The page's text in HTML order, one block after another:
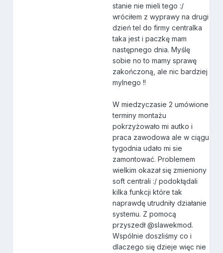
stanie nie mieli tego :/
wróciłem z wyprawy na drugi
dzień tel do firmy centralka
taka jest i paczkę mam
następnego dnia. Myślę
sobie no to mamy sprawę
zakończoną, ale nic bardziej
mylnego !!
W miedzyczasie 2 umówione
terminy montażu
pokrzyżowało mi autko i
praca zawodowa ale w ciągu
tygodnia udało mi sie
zamontować. Problemem
wielkim okazał się zmieniony
soft centrali :/ podokłądali
kilka funkcji które tak
naprawdę utrudniły działanie
systemu. Z pomocą
przyszedł @slawekmod.
Wspólnie doszliśmy co i
dlaczego się dzieje więc nie